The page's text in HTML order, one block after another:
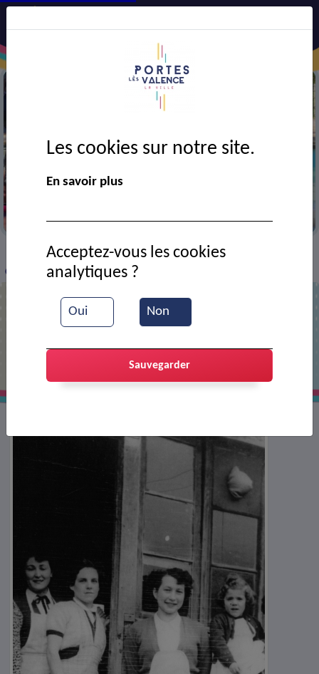
> VIE MUNICIPALE > Ressources documentaires
Colonie de Boulc
Les cookies sur notre site.
En savoir plus
Oui Non
Acceptez-vous les cookies
analytiques ?
Sauvegarder